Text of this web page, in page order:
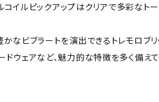
イルピックアップはクリアで多彩なトー
かなビブラートを演出できるトレモロブ
ウェアなど、魅力的な特徴を多く備えて